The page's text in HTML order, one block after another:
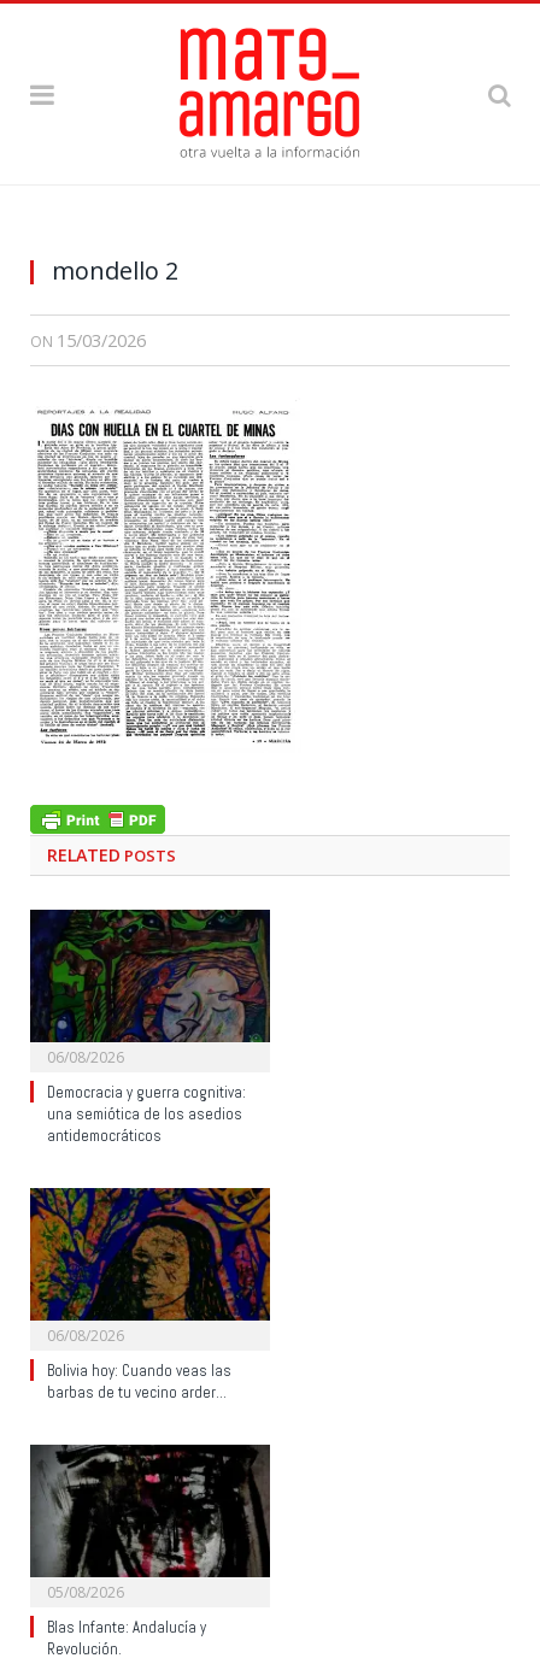
mondello 2
ON 15/03/2026
RELATED POSTS
06/08/2026
Democracia y guerra cognitiva:
una semiótica de los asedios
antidemocráticos
06/08/2026
Bolivia hoy: Cuando veas las
barbas de tu vecino arder…
05/08/2026
Blas Infante: Andalucía y
Revolución.